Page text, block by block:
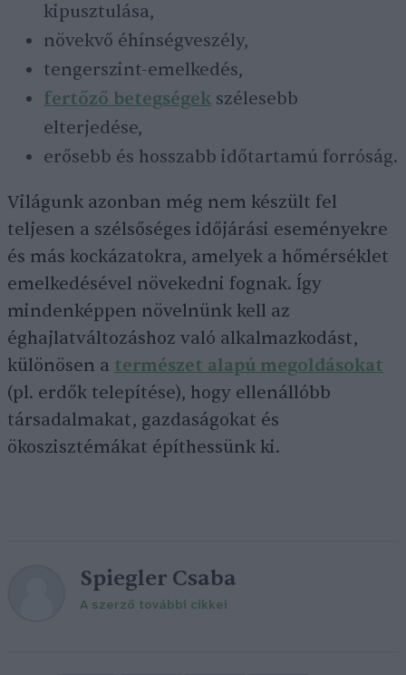
kipusztulása,
növekvő éhínségveszély,
tengerszint-emelkedés,
fertőző betegségek szélesebb
elterjedése,
erősebb és hosszabb időtartamú forróság.
Világunk azonban még nem készült fel
teljesen a szélsőséges időjárási eseményekre
és más kockázatokra, amelyek a hőmérséklet
emelkedésével növekedni fognak. Így
mindenképpen növelnünk kell az
éghajlatváltozáshoz való alkalmazkodást,
különösen a természet alapú megoldásokat
(pl. erdők telepítése), hogy ellenállóbb
társadalmakat, gazdaságokat és
ökoszisztémákat építhessünk ki.
Spiegler Csaba
A szerző további cikkei